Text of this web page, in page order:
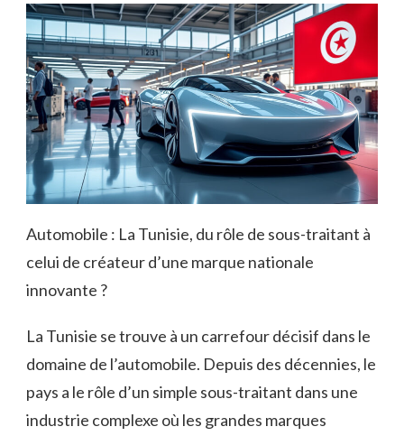
Automobile : La Tunisie, du rôle de sous-traitant à
celui de créateur d’une marque nationale
innovante ?
La Tunisie se trouve à un carrefour décisif dans le
domaine de l’automobile. Depuis des décennies, le
pays a le rôle d’un simple sous-traitant dans une
industrie complexe où les grandes marques